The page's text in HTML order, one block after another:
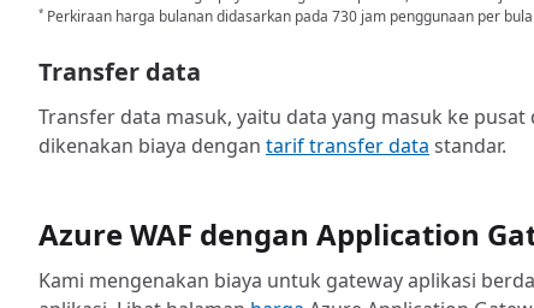
* Perkiraan harga bulanan didasarkan pada 730 jam penggunaan per
Transfer data
Transfer data masuk, yaitu data yang masuk ke
dikenakan biaya dengan tarif transfer data standar.
Azure WAF dengan Application
Kami mengenakan biaya untuk gateway aplikasi